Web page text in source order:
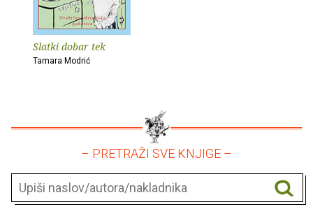
Slatki dobar tek
Tamara Modrić
– PRETRAŽI SVE KNJIGE –